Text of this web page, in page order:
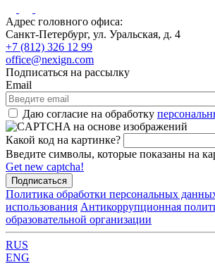
Адрес головного офиса:
Санкт-Петербург, ул. Уральская, д. 4
+7 (812) 326 12 99
office@nexign.com
Подписаться на рассылку
Email
Даю согласие на обработку
Какой код на картинке?
Введите символы, которые показаны на
Get new captcha!
Политика обработки персональных
использования Антикоррупционная
образовательной организации
RUS
ENG